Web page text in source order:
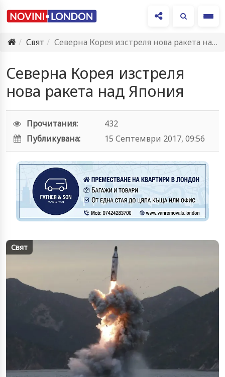
Свят
Северна Корея изстреля нова ракета над Япония
Северна Корея изстреля
нова ракета над Япония
Прочитания:
432
Публикувана:
15 Септември 2017, 09:56
Свят